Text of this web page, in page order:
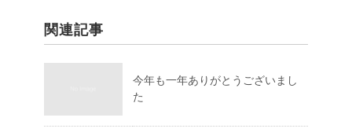
関連記事
今年も一年ありがとうございまし
た